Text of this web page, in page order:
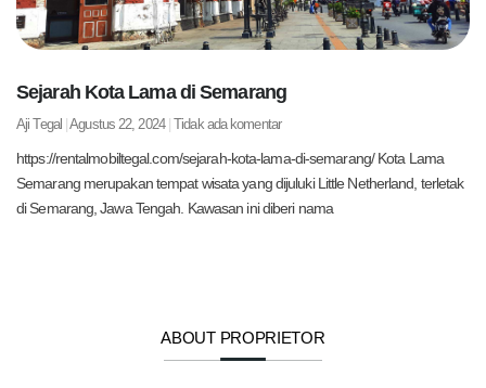
Sejarah Kota Lama di Semarang
Aji Tegal Agustus 22, 2024 Tidak ada komentar
https://rentalmobiltegal.com/sejarah-kota-lama-di-semarang/ Kota Lama
Semarang merupakan tempat wisata yang dijuluki Little Netherland, terletak
di Semarang, Jawa Tengah. Kawasan ini diberi nama
ABOUT PROPRIETOR